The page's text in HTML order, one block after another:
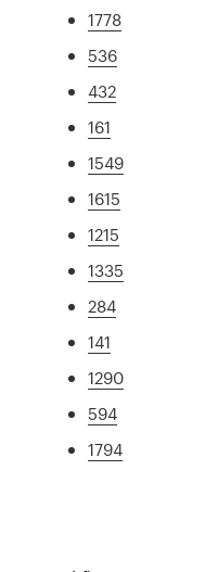
1778
536
432
161
1549
1615
1215
1335
284
141
1290
594
1794